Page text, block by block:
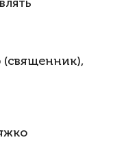
(священник),